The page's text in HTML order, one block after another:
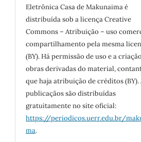
Eletrônica Casa de Makunaima é
distribuída sob a licença Creative
Commons – Atribuição – uso
compartilhamento pela mesma
(BY). Há permissão de uso e a
obras derivadas do material,
que haja atribuição de créditos (BY).
publicaçãos são distribuídas
gratuitamente no site oficial:
https://periodicos.uerr.edu.br/
ma.